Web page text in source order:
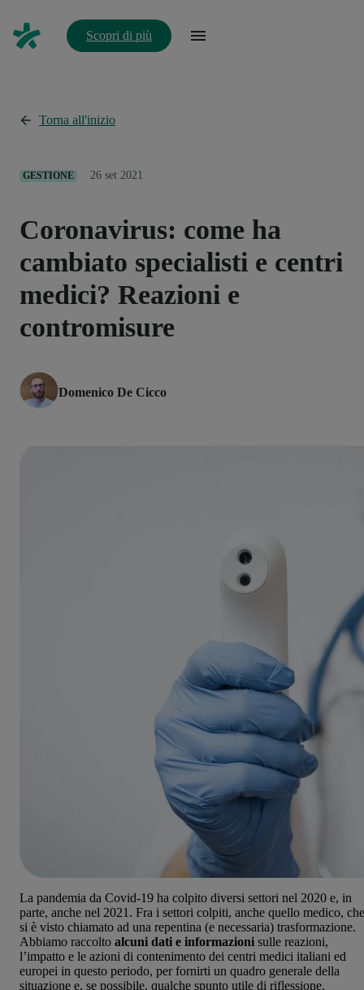
Scopri di più
Torna all'inizio
GESTIONE 26 set 2021
Coronavirus: come ha
cambiato specialisti e centri
medici? Reazioni e
contromisure
Domenico De Cicco
La pandemia da Covid-19 ha colpito diversi settori nel 2020 e, in
parte, anche nel 2021. Fra i settori colpiti, anche quello medico, che
si è visto chiamato ad una repentina (e necessaria) trasformazione.
Abbiamo raccolto alcuni dati e informazioni sulle reazioni,
l’impatto e le azioni di contenimento dei centri medici italiani ed
europei in questo periodo, per fornirti un quadro generale della
situazione e, se possibile, qualche spunto utile di riflessione.